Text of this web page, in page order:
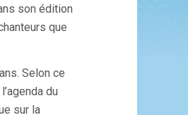
son édition
que
Selon ce
du
sur la